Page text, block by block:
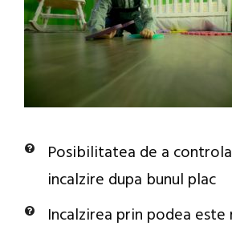
Posibilitatea de a
incalzire dupa bunul plac
Incalzirea prin podea